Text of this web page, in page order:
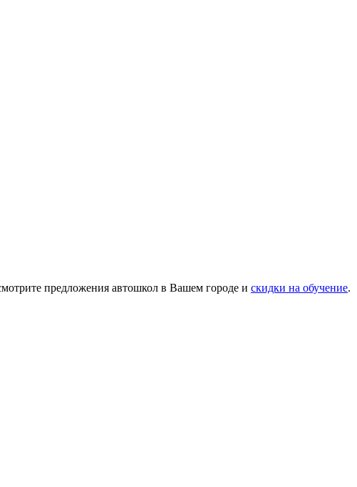
предложения автошкол в Вашем городе и скидки на обучение.